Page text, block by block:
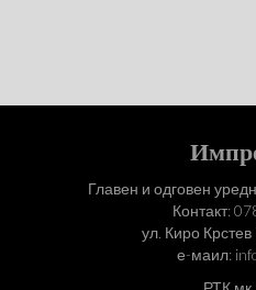
Главен и одговен
Контакт:
ул. Киро
е-маил: